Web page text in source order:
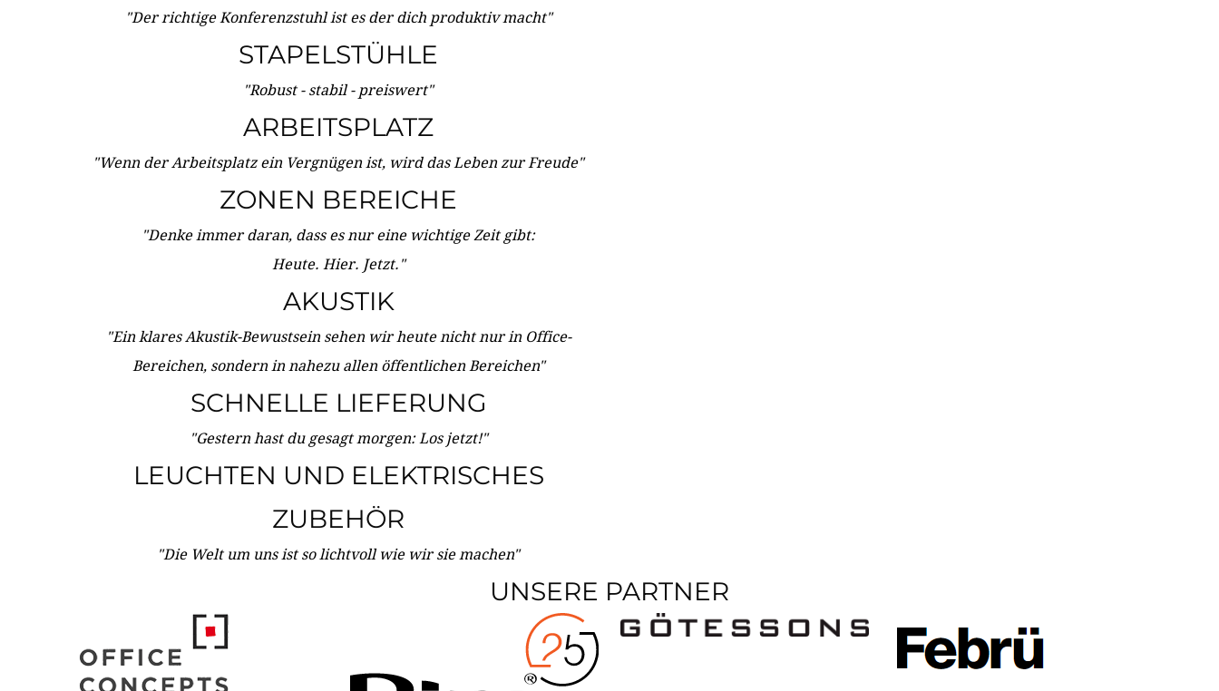
"Der richtige Konferenzstuhl ist es der dich produktiv macht"
STAPELSTÜHLE
"Robust - stabil - preiswert"
ARBEITSPLATZ
"Wenn der Arbeitsplatz ein Vergnügen ist, wird das Leben zur Freude"
ZONEN BEREICHE
"Denke immer daran, dass es nur eine wichtige Zeit gibt:
Heute. Hier. Jetzt."
AKUSTIK
"Ein klares Akustik-Bewustsein sehen wir heute nicht nur in Office-
Bereichen, sondern in nahezu allen öffentlichen Bereichen"
SCHNELLE LIEFERUNG
"Gestern hast du gesagt morgen: Los jetzt!"
LEUCHTEN UND ELEKTRISCHES
ZUBEHÖR
"Die Welt um uns ist so lichtvoll wie wir sie machen"
UNSERE PARTNER